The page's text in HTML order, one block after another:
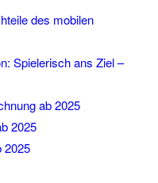
des mobilen
Spielerisch ans Ziel –
ab 2025
2025
2025